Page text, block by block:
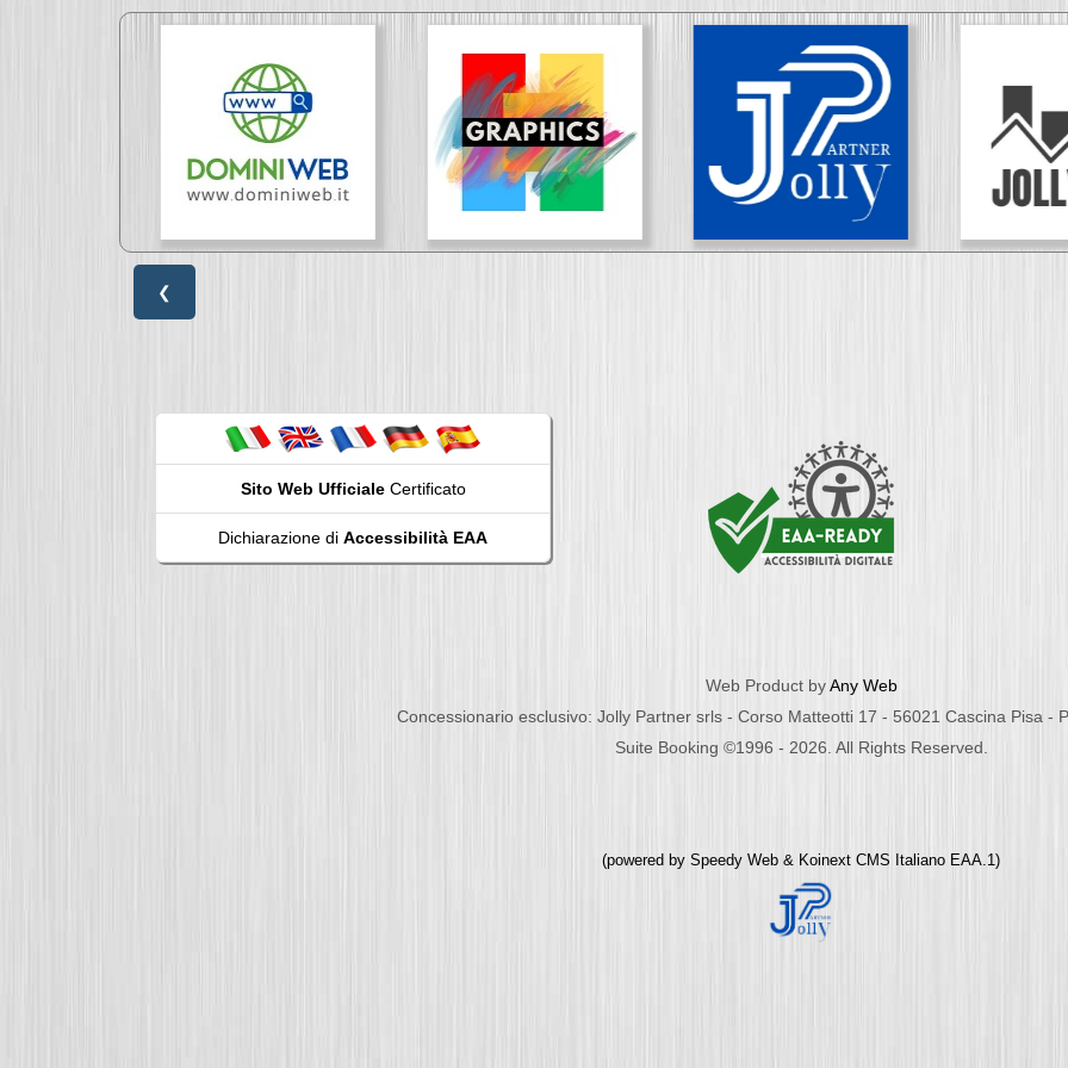
❮
Sito Web UfficialeCertificato
Dichiarazione di Accessibilità EAA
Web Product byAny Web
Concessionario esclusivo: Jolly Partner srls - Corso Matteotti 17 - 56021 Cascina Pisa -
Suite Booking ©1996 - 2026. All Rights Reserved.
(powered by Speedy Web & Koinext CMS Italiano EAA.1)